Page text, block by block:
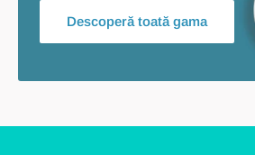
Descoperă toată gama